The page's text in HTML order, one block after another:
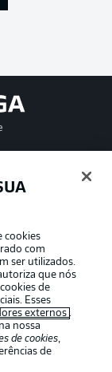
cookies
com
ser utilizados.
que nós
de
Esses
externos .
nossa
de cookies,
de